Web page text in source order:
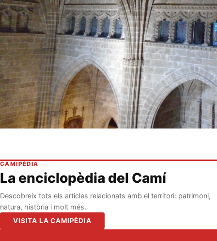
CAMIPÈDIA
La enciclopèdia del Camí
Descobreix tots els articles relacionats amb el territori: patrimoni,
natura, història i molt més.
VISITA LA CAMIPÈDIA